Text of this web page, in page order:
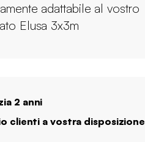
adattabile al vostro
Elusa 3x3m
2 anni
clienti a vostra disposizione